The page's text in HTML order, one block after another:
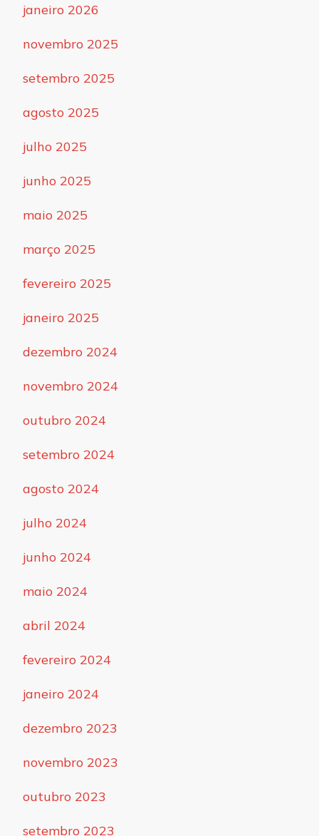
janeiro 2026
novembro 2025
setembro 2025
agosto 2025
julho 2025
junho 2025
maio 2025
março 2025
fevereiro 2025
janeiro 2025
dezembro 2024
novembro 2024
outubro 2024
setembro 2024
agosto 2024
julho 2024
junho 2024
maio 2024
abril 2024
fevereiro 2024
janeiro 2024
dezembro 2023
novembro 2023
outubro 2023
setembro 2023